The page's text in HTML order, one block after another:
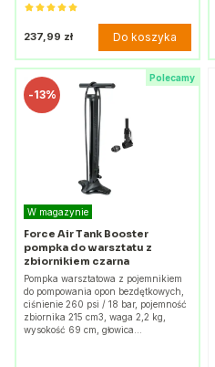
237,99 zł Do koszyka
Polecamy
-13%
W magazynie
Force Air Tank Booster
pompka do warsztatu z
zbiornikiem czarna
Pompka warsztatowa z pojemnikiem
do pompowania opon bezdętkowych,
ciśnienie 260 psi / 18 bar, pojemność
zbiornika 215 cm3, waga 2,2 kg,
wysokość 69 cm, głowica…